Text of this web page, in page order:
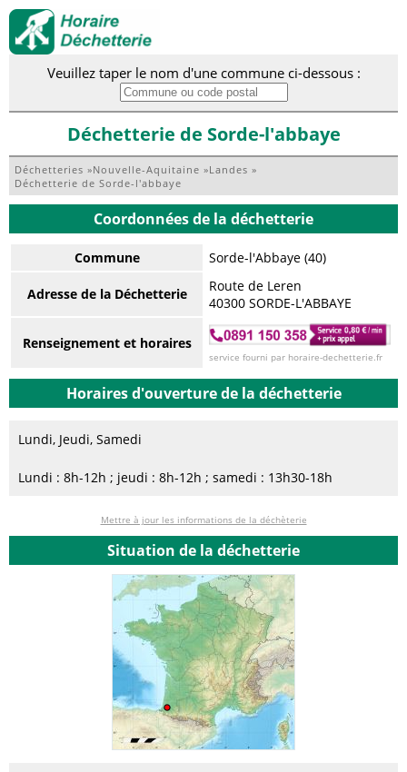
Veuillez taper le nom d'une commune ci-dessous :
Déchetterie de Sorde-l'abbaye
Déchetteries »Nouvelle-Aquitaine »Landes »
Déchetterie de Sorde-l'abbaye
Coordonnées de la déchetterie
Commune Sorde-l'Abbaye (40)
Adresse de la Déchetterie
Route de Leren
40300 SORDE-L'ABBAYE
Renseignement et horaires
service fourni par horaire-dechetterie.fr
Horaires d'ouverture de la déchetterie
Lundi, Jeudi, Samedi
Lundi : 8h-12h ; jeudi : 8h-12h ; samedi : 13h30-18h
Mettre à jour les informations de la déchèterie
Situation de la déchetterie